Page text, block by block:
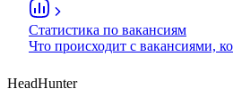
Статистика по вакансиям
Что происходит с вакансиями,
HeadHunter